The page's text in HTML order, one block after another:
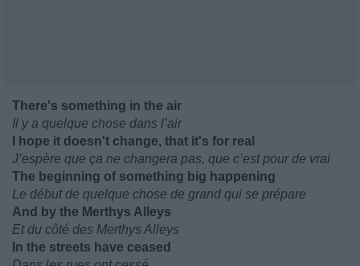
There's something in the air
Il y a quelque chose dans l’air
I hope it doesn't change, that it's for real
J’espère que ça ne changera pas, que c’est pour de vrai
The beginning of something big happening
Le début de quelque chose de grand qui se prépare
And by the Merthys Alleys
Et du côté des Merthys Alleys
In the streets have ceased